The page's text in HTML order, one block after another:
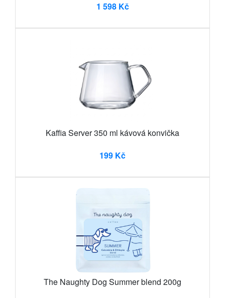
1 598 Kč
Kaffia Server 350 ml kávová konvička
199 Kč
The Naughty Dog Summer blend 200g